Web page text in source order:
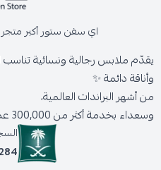
اي سفن ستور أكبر
يقدّم ملابس رجالية ونسائية
وأناقة دائمة ✨
من أشهر البراندات العالمية،
وسعداء بخدمة أكثر من 300,000 عميل حول المملكة.